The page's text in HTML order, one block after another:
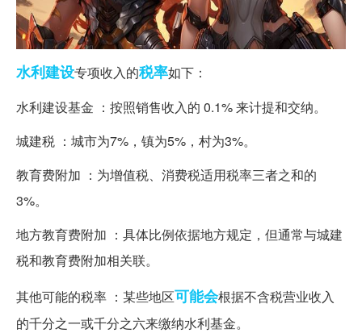
水利建设专项收入的税率如下：
水利建设基金 ：按照销售收入的 0.1% 来计提和交纳。
城建税 ：城市为7%，镇为5%，村为3%。
教育费附加 ：为增值税、消费税适用税率三者之和的
3%。
地方教育费附加 ：具体比例依据地方规定，但通常与城建
税和教育费附加相关联。
其他可能的税率 ：某些地区可能会根据不含税营业收入
的千分之一或千分之六来缴纳水利基金。